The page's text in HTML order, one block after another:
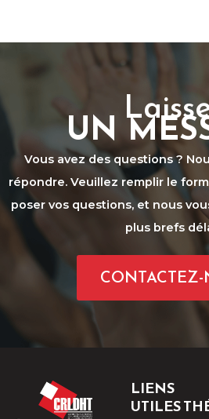
UN
Vous avez des questions ?
répondre. Veuillez remplir le
poser vos questions, et nous
plus brefs
CONTACTEZ-
LIENS
UTILES